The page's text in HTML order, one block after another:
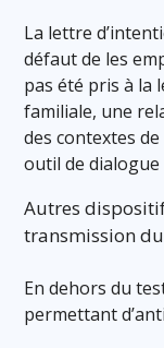
La lettre
défaut de les
pas été pris à la
familiale, une
des contextes de
outil de
Autres
transmission
En dehors du
permettant